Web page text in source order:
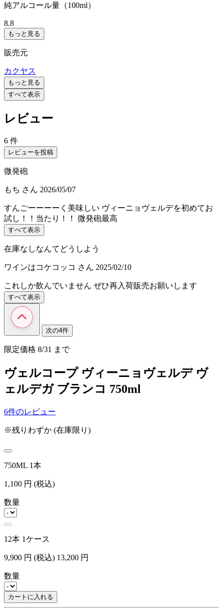
純アルコール量（100ml）
8.8
もっと見る
販売元
カクヤス
もっと見る
すべて表示
レビュー
6 件
レビューを投稿
微発砲
もち さん 2026/05/07
すんごーーーーく美味しい ヴィーニョヴェルデを初めてお
試し！！当たり！！ 微発砲最高
すべて表示
在庫なしなんてどうしよう
ワインはコケコッコ さん 2025/02/10
これしか飲んでいません ぜひ再入荷販売お願いします
すべて表示
次の4件
限定価格 8/31 まで
ヴェルコープ ヴィーニョヴェルデ ヴ
ェルデガ ブランコ 750ml
6件のレビュー
※残りわずか (在庫限り)
750ML 1本
1,100 円 (税込)
数量
12本 1ケース
9,900 円 (税込) 13,200 円
数量
カートに入れる